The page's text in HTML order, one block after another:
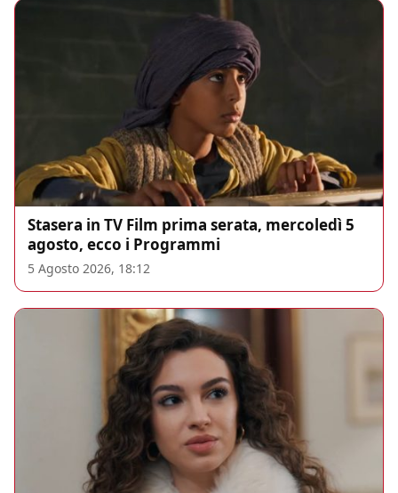
Stasera in TV Film prima serata, mercoledì 5
agosto, ecco i Programmi
5 Agosto 2026, 18:12